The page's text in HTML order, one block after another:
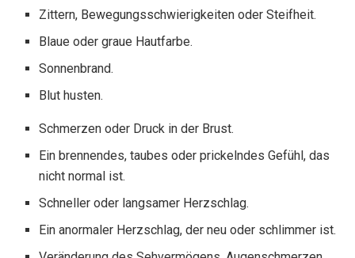
Zittern, Bewegungsschwierigkeiten oder Steifheit.
Blaue oder graue Hautfarbe.
Sonnenbrand.
Blut husten.
Schmerzen oder Druck in der Brust.
Ein brennendes, taubes oder prickelndes Gefühl, das
nicht normal ist.
Schneller oder langsamer Herzschlag.
Ein anormaler Herzschlag, der neu oder schlimmer ist.